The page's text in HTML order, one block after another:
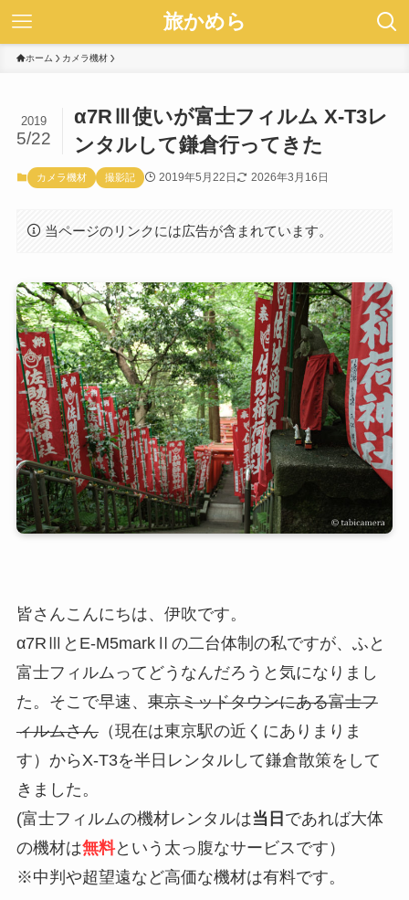
旅かめら
ホーム カメラ機材
α7RⅢ使いが富士フィルム X-T3レ
ンタルして鎌倉行ってきた
2019
5/22
カメラ機材 撮影記 2019年5月22日 2026年3月16日
当ページのリンクには広告が含まれています。
皆さんこんにちは、伊吹です。
α7RⅢとE-M5markⅡの二台体制の私ですが、ふと
富士フィルムってどうなんだろうと気になりまし
た。そこで早速、 東京ミッドタウンにある富士フ
ィルムさん（現在は東京駅の近くにありまりま
す）からX-T3を半日レンタルして鎌倉散策をして
きました。
(富士フィルムの機材レンタルは当日 であれば大体
の機材は無料という太っ腹なサービスです）
※中判や超望遠など高価な機材は有料です。